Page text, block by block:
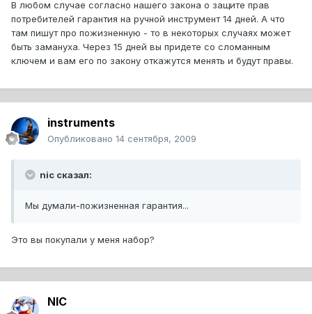
В любом случае согласно нашего закона о защите прав
потребителей гарантия на ручной инструмент 14 дней. А что
там пишут про пожизненную - то в некоторых случаях может
быть замануха. Через 15 дней вы придете со сломанным
ключем и вам его по закону откажутся менять и будут правы.
instruments
Опубликовано 14 сентября, 2009
nic сказал:
Мы думали-пожизненная гарантия...
Это вы покупали у меня набор?
NIC